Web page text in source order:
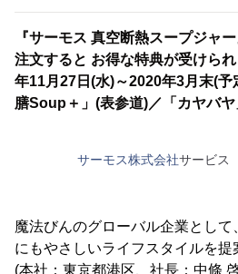
『サーモス 真空断熱スープジャ
注文すると お得な特典が受けら
年11月27日(水)～2020年3月末(
膳Soup＋」(表参道)／「カヤバ
サーモス株式会社サービス
魔法びんのグローバル企業とし
にもやさしいライフスタイルを
(本社：東京都港区、社長：中條